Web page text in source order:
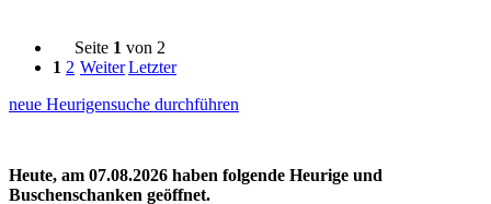
Seite 1 von 2
1 2 WeiterLetzter
neue Heurigensuche durchführen
Heute, am 07.08.2026 haben folgende Heurige und
Buschenschanken geöffnet.